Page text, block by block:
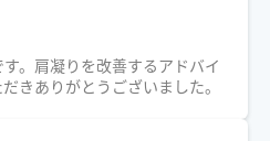
。肩凝りを改善するアドバイ
きありがとうございました。